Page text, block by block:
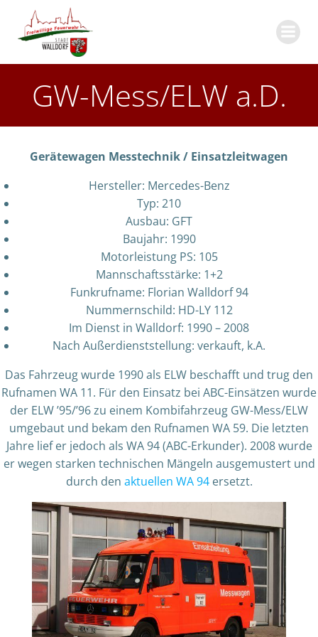
GW-Mess/ELW a.D.
Gerätewagen Messtechnik / Einsatzleitwagen
Hersteller: Mercedes-Benz
Typ: 210
Ausbau: GFT
Baujahr: 1990
Motorleistung PS: 105
Mannschaftsstärke: 1+2
Funkrufname: Florian Walldorf 94
Nummernschild: HD-LY 112
Im Dienst in Walldorf: 1990 – 2008
Nach Außerdienststellung: verkauft, k.A.
Das Fahrzeug wurde 1990 als ELW beschafft und trug den
Rufnamen WA 11. Für den Einsatz bei ABC-Einsätzen wurde
der ELW ’95/’96 zu einem Kombifahrzeug GW-Mess/ELW
umgebaut und bekam den Rufnamen WA 59. Die letzten
Jahre lief er jedoch als WA 94 (ABC-Erkunder). 2008 wurde
er wegen starken technischen Mängeln ausgemustert und
durch den aktuellen WA 94ersetzt.